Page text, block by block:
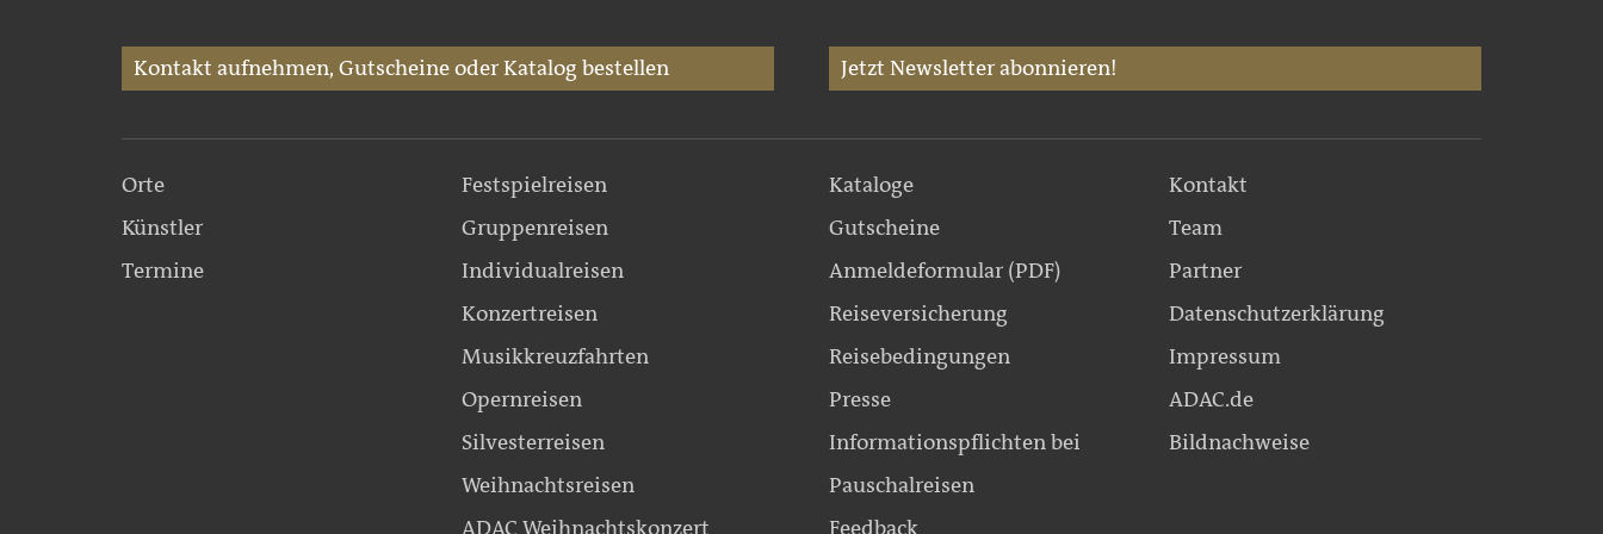
Kontakt aufnehmen, Gutscheine oder Katalog bestellen Jetzt Newsletter abonnieren!
Orte
Künstler
Termine
Festspielreisen
Gruppenreisen
Individualreisen
Konzertreisen
Musikkreuzfahrten
Opernreisen
Silvesterreisen
Weihnachtsreisen
Kataloge
Gutscheine
Anmeldeformular (PDF)
Reiseversicherung
Reisebedingungen
Presse
Informationspflichten bei
Pauschalreisen
Kontakt
Team
Partner
Datenschutzerklärung
Impressum
ADAC.de
Bildnachweise